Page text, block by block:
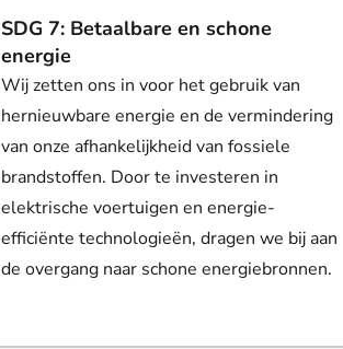
SDG 7: Betaalbare en schone
energie
Wij zetten ons in voor het gebruik van
hernieuwbare energie en de vermindering
van onze afhankelijkheid van fossiele
brandstoffen. Door te investeren in
elektrische voertuigen en energie-
efficiënte technologieën, dragen we bij aan
de overgang naar schone energiebronnen.